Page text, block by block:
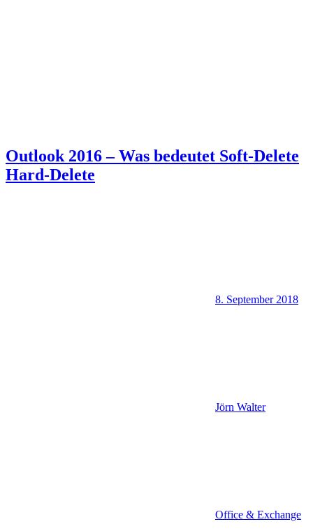
Outlook 2016 – Was bedeutet Soft-Delete
Hard-Delete
8. September 2018
Jörn Walter
Office & Exchange